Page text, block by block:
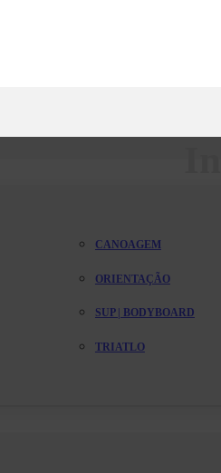
CANOAGEM
ORIENTAÇÃO
SUP | BODYBOARD
TRIATLO